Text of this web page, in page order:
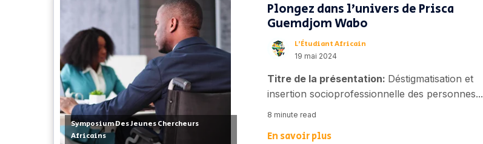
Symposium Des Jeunes Chercheurs
Africains
Plongez dans l’univers de Prisca
Guemdjom Wabo
L’Étudiant Africain
19 mai 2024
Titre de la présentation: Déstigmatisation et
insertion socioprofessionnelle des personnes...
8 minute read
En savoir plus